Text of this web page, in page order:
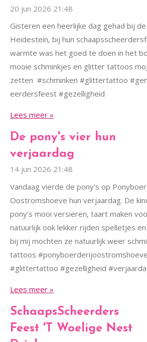
20 jun 2026 21:48
Gisteren een heerlijke dag gehad bij de
Heidestein, bij hun
warmte was het goed te doen in het
mooie schminkjes en glitter tattoos
zetten #schminken #glittertattoo
eerdersfeest #gezelligheid
Lees meer »
De pony's vier hun
verjaardag
14 jun 2026 21:48
Vandaag vierde de pony's op
Oostromshoeve hun verjaardag. De
pony's mooi versieren, taart maken
natuurlijk ook lekker rijden spelletjes
bij mij mochten ze natuurlijk weer
tattoos
#glittertattoo #gezelligheid
Lees meer »
SchaapsScheerders
Feest 'T Woelige Nest